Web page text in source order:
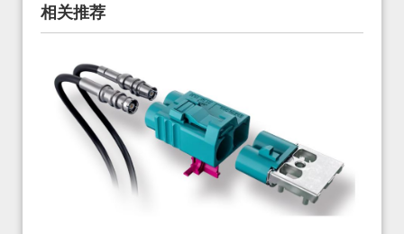
相关推荐